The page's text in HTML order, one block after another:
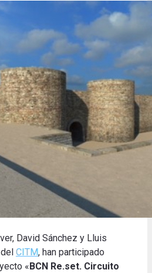
David Sánchez y Lluis
CITM, han participado
« BCN Re.set. Circuito